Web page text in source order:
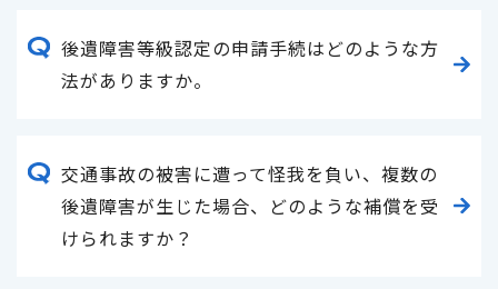
後遺障害等級認定の申請手続はどのような方
法がありますか。
交通事故の被害に遭って怪我を負い、複数の
後遺障害が生じた場合、どのような補償を受
けられますか？